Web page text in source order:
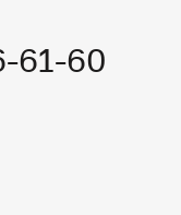
61-60